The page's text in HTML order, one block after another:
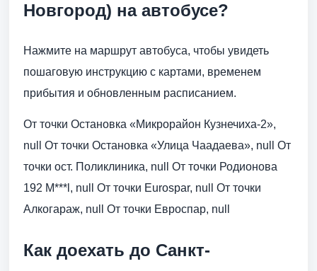
Новгород) на автобусе?
Нажмите на маршрут автобуса, чтобы увидеть
пошаговую инструкцию с картами, временем
прибытия и обновленным расписанием.
От точки Остановка «Микрорайон Кузнечиха-2»,
null От точки Остановка «Улица Чаадаева», null От
точки ост. Поликлиника, null От точки Родионова
192 M***l, null От точки Eurospar, null От точки
Алкогараж, null От точки Евроспар, null
Как доехать до Санкт-